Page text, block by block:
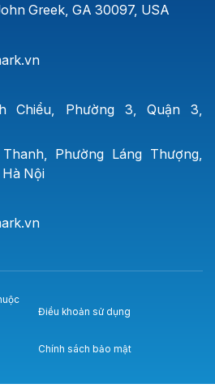
Greek, GA 30097, USA
Chiểu, Phường 3, Quận 3,
Phường Láng Thượng,
Nội
Điều khoản sử dụng
Chính sách bảo mật